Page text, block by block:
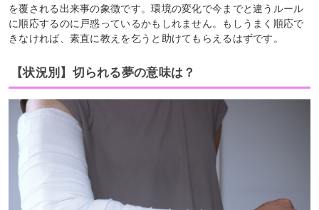
を覆される出来事の象徴です。環境の変化で今までと違うルール
に順応するのに戸惑っているかもしれません。もしうまく順応で
きなければ、素直に教えを乞うと助けてもらえるはずです。
【状況別】切られる夢の意味は？